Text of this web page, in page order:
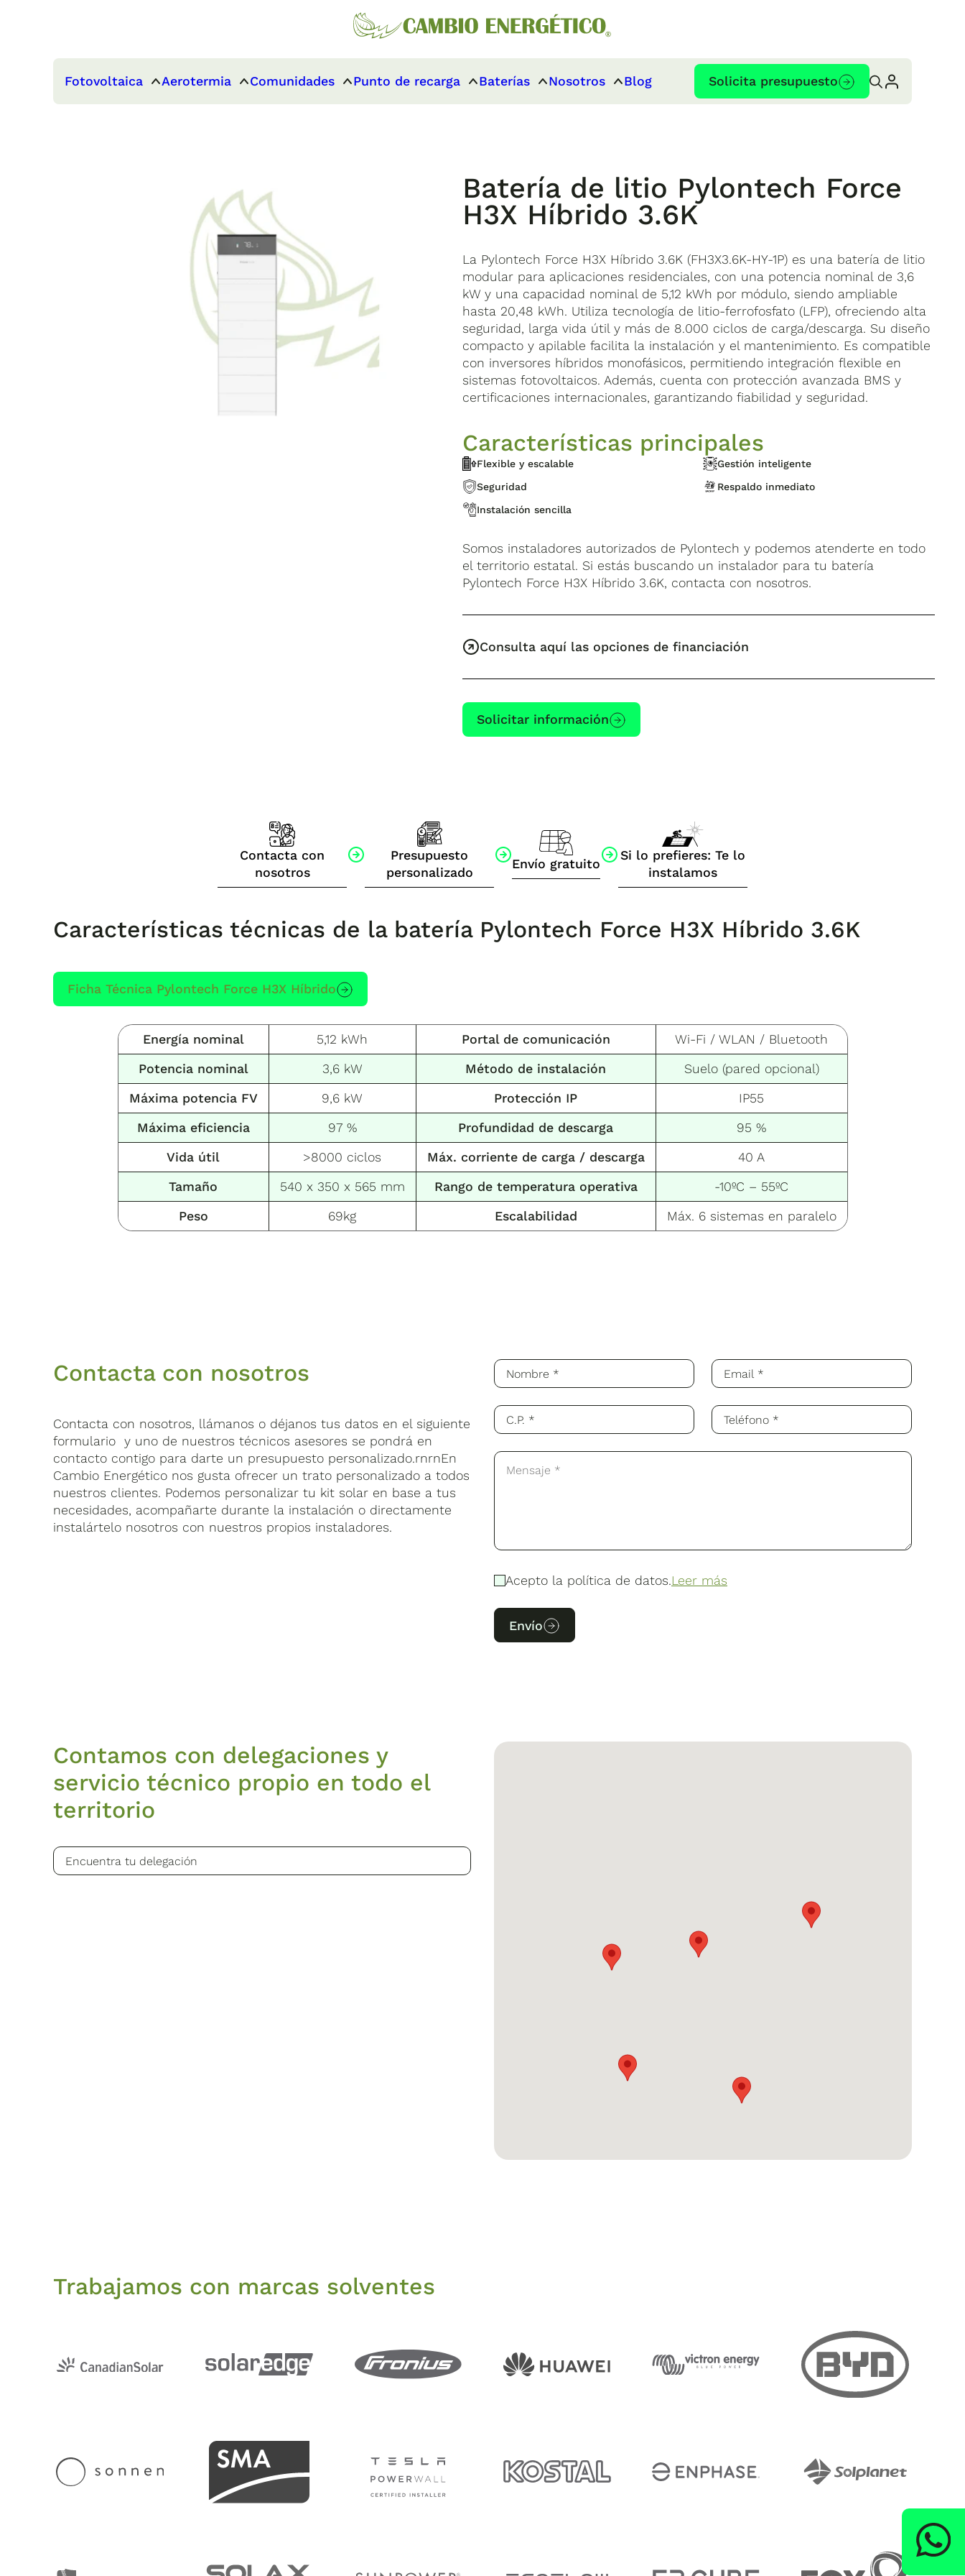
Fotovoltaica Aerotermia Comunidades Punto de recarga Baterías Nosotros Blog Solicita presupuesto
Batería de litio Pylontech Force
H3X Híbrido 3.6K
La Pylontech Force H3X Híbrido 3.6K (FH3X3.6K-HY-1P) es una batería de litio
modular para aplicaciones residenciales, con una potencia nominal de 3,6
kW y una capacidad nominal de 5,12 kWh por módulo, siendo ampliable
hasta 20,48 kWh. Utiliza tecnología de litio-ferrofosfato (LFP), ofreciendo alta
seguridad, larga vida útil y más de 8.000 ciclos de carga/descarga. Su diseño
compacto y apilable facilita la instalación y el mantenimiento. Es compatible
con inversores híbridos monofásicos, permitiendo integración flexible en
sistemas fotovoltaicos. Además, cuenta con protección avanzada BMS y
certificaciones internacionales, garantizando fiabilidad y seguridad.
Características principales
Flexible y escalable
Gestión inteligente
Seguridad
Respaldo inmediato
Instalación sencilla
Somos instaladores autorizados de Pylontech y podemos atenderte en todo
el territorio estatal. Si estás buscando un instalador para tu batería
Pylontech Force H3X Híbrido 3.6K, contacta con nosotros.
Consulta aquí las opciones de financiación
Solicitar información
Contacta con
nosotros
Presupuesto
personalizado
Envío gratuito
Si lo prefieres: Te lo
instalamos
Características técnicas de la batería Pylontech Force H3X Híbrido 3.6K
Ficha Técnica Pylontech Force H3X Híbrido
Energía nominal 5,12 kWh Portal de comunicación
Wi-Fi / WLAN / Bluetooth
Potencia nominal
3,6 kW Método de instalación
Suelo (pared opcional)
Máxima potencia FV
9,6 kW Protección IP
IP55
Máxima eficiencia
97 % Profundidad de descarga
95 %
Vida útil
>8000 ciclos Máx. corriente de carga / descarga
40 A
Tamaño
540 x 350 x 565 mm Rango de temperatura operativa
-10ºC – 55ºC
Peso
69kg Escalabilidad Máx. 6 sistemas en paralelo
Contacta con nosotros
Contacta con nosotros, llámanos o déjanos tus datos en el siguiente
formulario y uno de nuestros técnicos asesores se pondrá en
contacto contigo para darte un presupuesto personalizado.rnrnEn
Cambio Energético nos gusta ofrecer un trato personalizado a todos
nuestros clientes. Podemos personalizar tu kit solar en base a tus
necesidades, acompañarte durante la instalación o directamente
instalártelo nosotros con nuestros propios instaladores.
Acepto la política de datos.Leer más
Envío
Contamos con delegaciones y
servicio técnico propio en todo el
territorio
Trabajamos con marcas solventes